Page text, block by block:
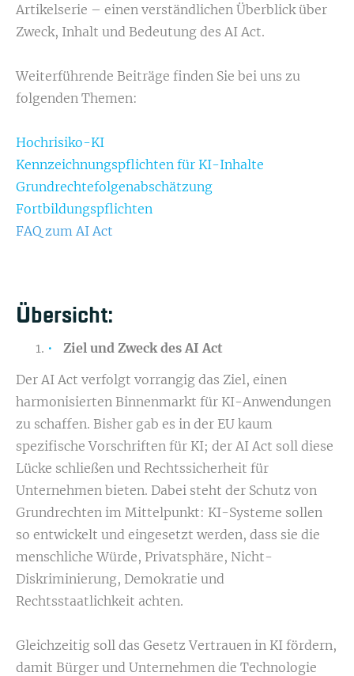
Artikelserie – einen verständlichen Überblick über
Zweck, Inhalt und Bedeutung des AI Act.
Weiterführende Beiträge finden Sie bei uns zu
folgenden Themen:
Hochrisiko-KI
Kennzeichnungspflichten für KI-Inhalte
Grundrechtefolgenabschätzung
Fortbildungspflichten
FAQ zum AI Act
Übersicht:
Ziel und Zweck des AI Act
Der AI Act verfolgt vorrangig das Ziel, einen
harmonisierten Binnenmarkt für KI-Anwendungen
zu schaffen. Bisher gab es in der EU kaum
spezifische Vorschriften für KI; der AI Act soll diese
Lücke schließen und Rechtssicherheit für
Unternehmen bieten. Dabei steht der Schutz von
Grundrechten im Mittelpunkt: KI-Systeme sollen
so entwickelt und eingesetzt werden, dass sie die
menschliche Würde, Privatsphäre, Nicht-
Diskriminierung, Demokratie und
Rechtsstaatlichkeit achten.
Gleichzeitig soll das Gesetz Vertrauen in KI fördern,
damit Bürger und Unternehmen die Technologie